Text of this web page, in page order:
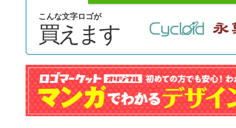
こんな文字ロゴが
買えます